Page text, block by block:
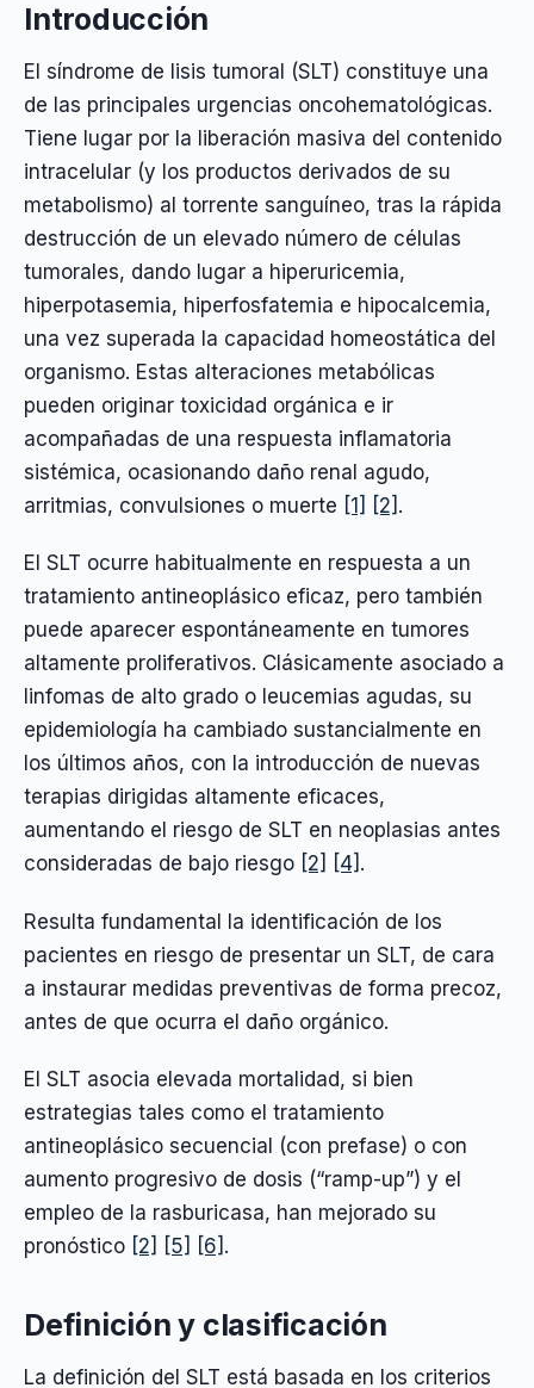
Introducción
El síndrome de lisis tumoral (SLT) constituye una
de las principales urgencias oncohematológicas.
Tiene lugar por la liberación masiva del contenido
intracelular (y los productos derivados de su
metabolismo) al torrente sanguíneo, tras la rápida
destrucción de un elevado número de células
tumorales, dando lugar a hiperuricemia,
hiperpotasemia, hiperfosfatemia e hipocalcemia,
una vez superada la capacidad homeostática del
organismo. Estas alteraciones metabólicas
pueden originar toxicidad orgánica e ir
acompañadas de una respuesta inflamatoria
sistémica, ocasionando daño renal agudo,
arritmias, convulsiones o muerte [1] [2] .
El SLT ocurre habitualmente en respuesta a un
tratamiento antineoplásico eficaz, pero también
puede aparecer espontáneamente en tumores
altamente proliferativos. Clásicamente asociado a
linfomas de alto grado o leucemias agudas, su
epidemiología ha cambiado sustancialmente en
los últimos años, con la introducción de nuevas
terapias dirigidas altamente eficaces,
aumentando el riesgo de SLT en neoplasias antes
consideradas de bajo riesgo [2] [4] .
Resulta fundamental la identificación de los
pacientes en riesgo de presentar un SLT, de cara
a instaurar medidas preventivas de forma precoz,
antes de que ocurra el daño orgánico.
El SLT asocia elevada mortalidad, si bien
estrategias tales como el tratamiento
antineoplásico secuencial (con prefase) o con
aumento progresivo de dosis (“ramp-up”) y el
empleo de la rasburicasa, han mejorado su
pronóstico [2] [5] [6] .
Definición y clasificación
La definición del SLT está basada en los criterios